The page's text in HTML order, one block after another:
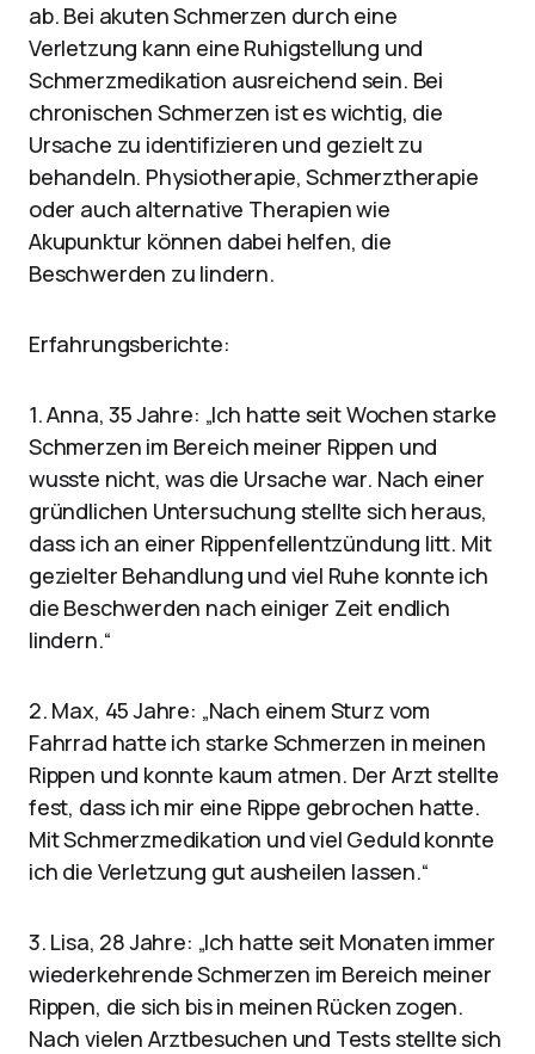
ab. Bei akuten Schmerzen durch eine
Verletzung kann eine Ruhigstellung und
Schmerzmedikation ausreichend sein. Bei
chronischen Schmerzen ist es wichtig, die
Ursache zu identifizieren und gezielt zu
behandeln. Physiotherapie, Schmerztherapie
oder auch alternative Therapien wie
Akupunktur können dabei helfen, die
Beschwerden zu lindern.
Erfahrungsberichte:
1. Anna, 35 Jahre: „Ich hatte seit Wochen starke
Schmerzen im Bereich meiner Rippen und
wusste nicht, was die Ursache war. Nach einer
gründlichen Untersuchung stellte sich heraus,
dass ich an einer Rippenfellentzündung litt. Mit
gezielter Behandlung und viel Ruhe konnte ich
die Beschwerden nach einiger Zeit endlich
lindern.“
2. Max, 45 Jahre: „Nach einem Sturz vom
Fahrrad hatte ich starke Schmerzen in meinen
Rippen und konnte kaum atmen. Der Arzt stellte
fest, dass ich mir eine Rippe gebrochen hatte.
Mit Schmerzmedikation und viel Geduld konnte
ich die Verletzung gut ausheilen lassen.“
3. Lisa, 28 Jahre: „Ich hatte seit Monaten immer
wiederkehrende Schmerzen im Bereich meiner
Rippen, die sich bis in meinen Rücken zogen.
Nach vielen Arztbesuchen und Tests stellte sich